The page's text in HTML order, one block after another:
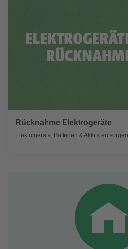
Rücknahme Elektrogeräte
Elektrogeräte, Batterien & Akkus entsorgen